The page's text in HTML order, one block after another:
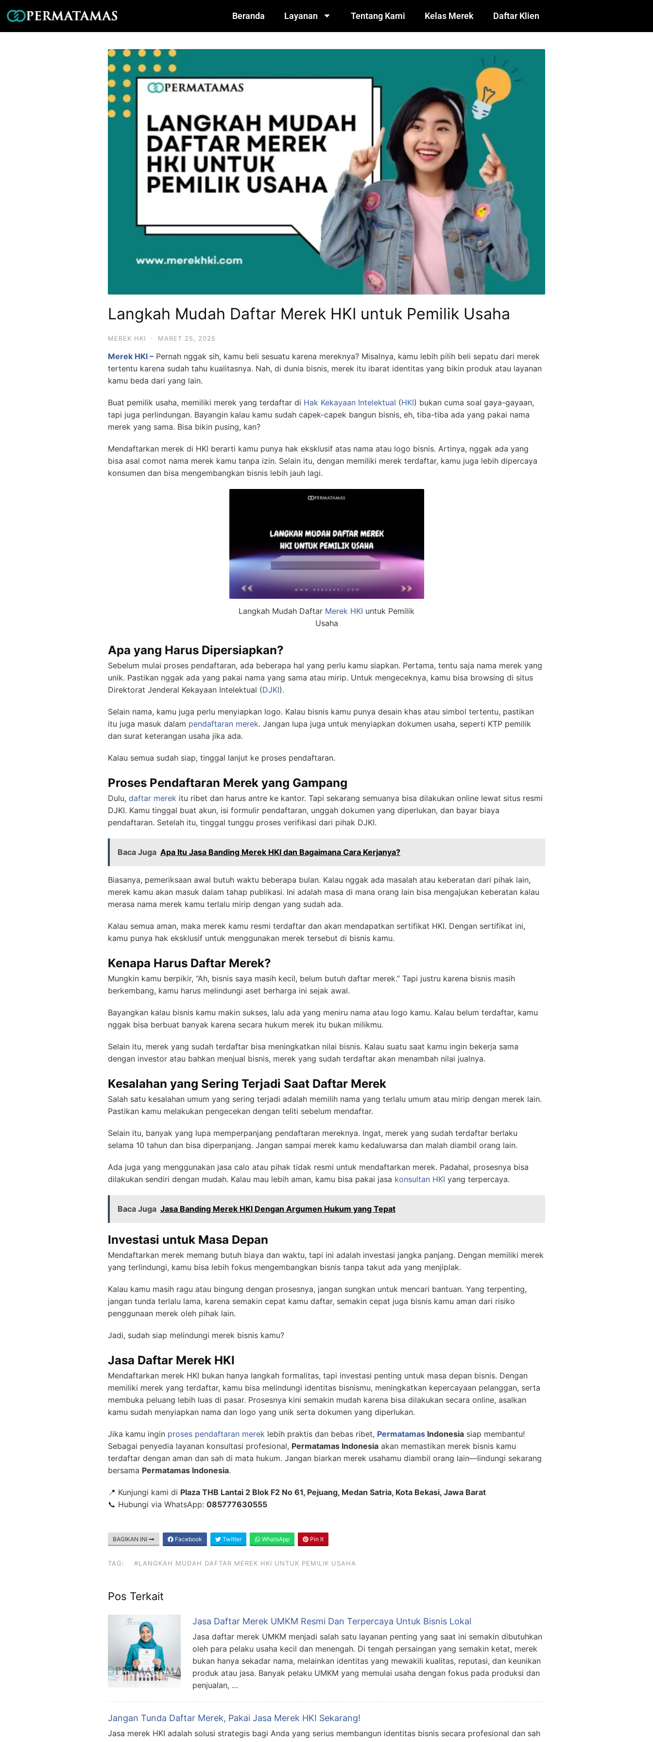
Beranda Layanan Tentang Kami Kelas Merek Daftar Klien
Langkah Mudah Daftar Merek HKI untuk Pemilik Usaha
MEREK HKI · MARET 25, 2025
Merek HKI – Pernah nggak sih, kamu beli sesuatu karena mereknya? Misalnya, kamu lebih pilih beli sepatu dari merek
tertentu karena sudah tahu kualitasnya. Nah, di dunia bisnis, merek itu ibarat identitas yang bikin produk atau layanan
kamu beda dari yang lain.
Buat pemilik usaha, memiliki merek yang terdaftar di Hak Kekayaan Intelektual (HKI) bukan cuma soal gaya-gayaan,
tapi juga perlindungan. Bayangin kalau kamu sudah capek-capek bangun bisnis, eh, tiba-tiba ada yang pakai nama
merek yang sama. Bisa bikin pusing, kan?
Mendaftarkan merek di HKI berarti kamu punya hak eksklusif atas nama atau logo bisnis. Artinya, nggak ada yang
bisa asal comot nama merek kamu tanpa izin. Selain itu, dengan memiliki merek terdaftar, kamu juga lebih dipercaya
konsumen dan bisa mengembangkan bisnis lebih jauh lagi.
Langkah Mudah Daftar Merek HKI untuk Pemilik
Usaha
Apa yang Harus Dipersiapkan?
Sebelum mulai proses pendaftaran, ada beberapa hal yang perlu kamu siapkan. Pertama, tentu saja nama merek yang
unik. Pastikan nggak ada yang pakai nama yang sama atau mirip. Untuk mengeceknya, kamu bisa browsing di situs
Direktorat Jenderal Kekayaan Intelektual (DJKI).
Selain nama, kamu juga perlu menyiapkan logo. Kalau bisnis kamu punya desain khas atau simbol tertentu, pastikan
itu juga masuk dalam pendaftaran merek. Jangan lupa juga untuk menyiapkan dokumen usaha, seperti KTP pemilik
dan surat keterangan usaha jika ada.
Kalau semua sudah siap, tinggal lanjut ke proses pendaftaran.
Proses Pendaftaran Merek yang Gampang
Dulu, daftar merek itu ribet dan harus antre ke kantor. Tapi sekarang semuanya bisa dilakukan online lewat situs resmi
DJKI. Kamu tinggal buat akun, isi formulir pendaftaran, unggah dokumen yang diperlukan, dan bayar biaya
pendaftaran. Setelah itu, tinggal tunggu proses verifikasi dari pihak DJKI.
Baca Juga Apa Itu Jasa Banding Merek HKI dan Bagaimana Cara Kerjanya?
Biasanya, pemeriksaan awal butuh waktu beberapa bulan. Kalau nggak ada masalah atau keberatan dari pihak lain,
merek kamu akan masuk dalam tahap publikasi. Ini adalah masa di mana orang lain bisa mengajukan keberatan kalau
merasa nama merek kamu terlalu mirip dengan yang sudah ada.
Kalau semua aman, maka merek kamu resmi terdaftar dan akan mendapatkan sertifikat HKI. Dengan sertifikat ini,
kamu punya hak eksklusif untuk menggunakan merek tersebut di bisnis kamu.
Kenapa Harus Daftar Merek?
Mungkin kamu berpikir, “Ah, bisnis saya masih kecil, belum butuh daftar merek.” Tapi justru karena bisnis masih
berkembang, kamu harus melindungi aset berharga ini sejak awal.
Bayangkan kalau bisnis kamu makin sukses, lalu ada yang meniru nama atau logo kamu. Kalau belum terdaftar, kamu
nggak bisa berbuat banyak karena secara hukum merek itu bukan milikmu.
Selain itu, merek yang sudah terdaftar bisa meningkatkan nilai bisnis. Kalau suatu saat kamu ingin bekerja sama
dengan investor atau bahkan menjual bisnis, merek yang sudah terdaftar akan menambah nilai jualnya.
Kesalahan yang Sering Terjadi Saat Daftar Merek
Salah satu kesalahan umum yang sering terjadi adalah memilih nama yang terlalu umum atau mirip dengan merek lain.
Pastikan kamu melakukan pengecekan dengan teliti sebelum mendaftar.
Selain itu, banyak yang lupa memperpanjang pendaftaran mereknya. Ingat, merek yang sudah terdaftar berlaku
selama 10 tahun dan bisa diperpanjang. Jangan sampai merek kamu kedaluwarsa dan malah diambil orang lain.
Ada juga yang menggunakan jasa calo atau pihak tidak resmi untuk mendaftarkan merek. Padahal, prosesnya bisa
dilakukan sendiri dengan mudah. Kalau mau lebih aman, kamu bisa pakai jasa konsultan HKI yang terpercaya.
Baca Juga Jasa Banding Merek HKI Dengan Argumen Hukum yang Tepat
Investasi untuk Masa Depan
Mendaftarkan merek memang butuh biaya dan waktu, tapi ini adalah investasi jangka panjang. Dengan memiliki merek
yang terlindungi, kamu bisa lebih fokus mengembangkan bisnis tanpa takut ada yang menjiplak.
Kalau kamu masih ragu atau bingung dengan prosesnya, jangan sungkan untuk mencari bantuan. Yang terpenting,
jangan tunda terlalu lama, karena semakin cepat kamu daftar, semakin cepat juga bisnis kamu aman dari risiko
penggunaan merek oleh pihak lain.
Jadi, sudah siap melindungi merek bisnis kamu?
Jasa Daftar Merek HKI
Mendaftarkan merek HKI bukan hanya langkah formalitas, tapi investasi penting untuk masa depan bisnis. Dengan
memiliki merek yang terdaftar, kamu bisa melindungi identitas bisnismu, meningkatkan kepercayaan pelanggan, serta
membuka peluang lebih luas di pasar. Prosesnya kini semakin mudah karena bisa dilakukan secara online, asalkan
kamu sudah menyiapkan nama dan logo yang unik serta dokumen yang diperlukan.
Jika kamu ingin proses pendaftaran merek lebih praktis dan bebas ribet, Permatamas Indonesia siap membantu!
Sebagai penyedia layanan konsultasi profesional, Permatamas Indonesia akan memastikan merek bisnis kamu
terdaftar dengan aman dan sah di mata hukum. Jangan biarkan merek usahamu diambil orang lain—lindungi sekarang
bersama Permatamas Indonesia.
📍 Kunjungi kami di Plaza THB Lantai 2 Blok F2 No 61, Pejuang, Medan Satria, Kota Bekasi, Jawa Barat
📞 Hubungi via WhatsApp: 085777630555
BAGIKAN INI Facebook Twitter WhatsApp Pin It
TAG: #LANGKAH MUDAH DAFTAR MEREK HKI UNTUK PEMILIK USAHA
Pos Terkait
Jasa Daftar Merek UMKM Resmi Dan Terpercaya Untuk Bisnis Lokal
Jasa daftar merek UMKM menjadi salah satu layanan penting yang saat ini semakin dibutuhkan
oleh para pelaku usaha kecil dan menengah. Di tengah persaingan yang semakin ketat, merek
bukan hanya sekadar nama, melainkan identitas yang mewakili kualitas, reputasi, dan keunikan
produk atau jasa. Banyak pelaku UMKM yang memulai usaha dengan fokus pada produksi dan
penjualan, …
Jangan Tunda Daftar Merek, Pakai Jasa Merek HKI Sekarang!
Jasa merek HKI adalah solusi strategis bagi Anda yang serius membangun identitas bisnis secara profesional dan sah